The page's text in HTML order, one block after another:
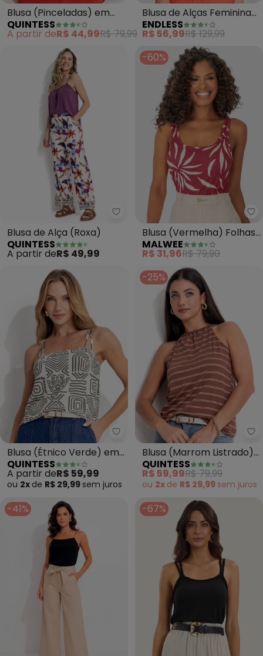
Blusa (Pinceladas) em
Malha Fria
QUINTESS
A partir deR$ 44,99R$ 79,99
Blusa de Alças Feminina
Linho Strong (Laranja)
ENDLESS
R$ 56,99R$ 129,99
Quintess - Blusa de Alça (Roxa)
Blusa de Alça (Roxa)
QUINTESS
A partir deR$ 49,99
-60%
Blusa (Vermelha) Folhas
Canelada
MALWEE
R$ 31,96R$ 79,90
Quintess - Blusa (Étnico
Blusa (Étnico Verde) em
Malha de Viscose
QUINTESS
A partir deR$ 59,99
ou 2x de R$ 29,99 sem juros
-25%
Blusa (Marrom Listrado)
em Malha de Viscose
QUINTESS
R$ 59,99R$ 79,99
ou 2x de R$ 29,99 sem juros
-41% -67%